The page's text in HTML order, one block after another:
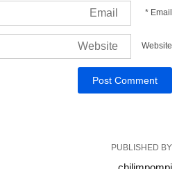
Email
*
Website
PUBLISHED BY